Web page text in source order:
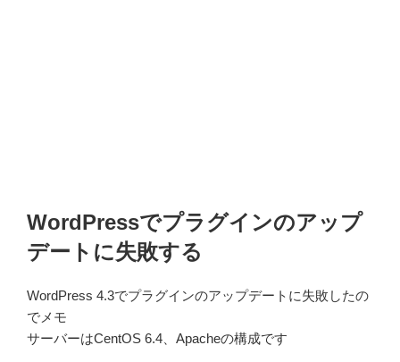
WordPressでプラグインのアップ
デートに失敗する
WordPress 4.3でプラグインのアップデートに失敗したの
でメモ
サーバーはCentOS 6.4、Apacheの構成です